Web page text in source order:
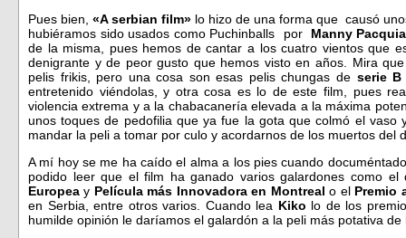
Pues bien, «A serbian film» lo hizo de una forma que causó
hubiéramos sido usados como Puchinballs por Manny
de la misma, pues hemos de cantar a los cuatro vientos que
denigrante y de peor gusto que hemos visto en años. Mira
pelis frikis, pero una cosa son esas pelis chungas de serie B
entretenido viéndolas, y otra cosa es lo de este film, pues
violencia extrema y a la chabacanería elevada a la máxima
unos toques de pedofilia que ya fue la gota que colmó el
mandar la peli a tomar por culo y acordarnos de los muertos del
A mí hoy se me ha caído el alma a los pies cuando
podido leer que el film ha ganado varios galardones como
Europea y Película más Innovadora en Montreal o el Premio
en Serbia, entre otros varios. Cuando lea Kiko lo de los
humilde opinión le daríamos el galardón a la peli más potativa de